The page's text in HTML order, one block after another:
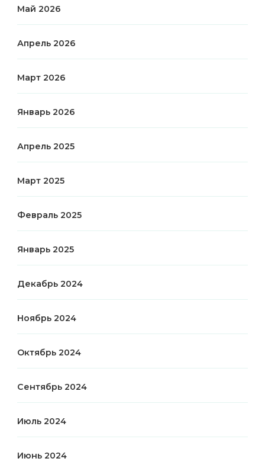
Май 2026
Апрель 2026
Март 2026
Январь 2026
Апрель 2025
Март 2025
Февраль 2025
Январь 2025
Декабрь 2024
Ноябрь 2024
Октябрь 2024
Сентябрь 2024
Июль 2024
Июнь 2024